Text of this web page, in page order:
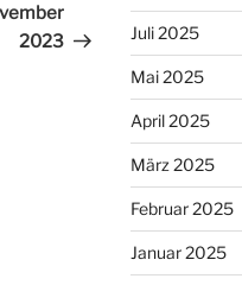
2023
Juli 2025
Mai 2025
April 2025
März 2025
Februar 2025
Januar 2025